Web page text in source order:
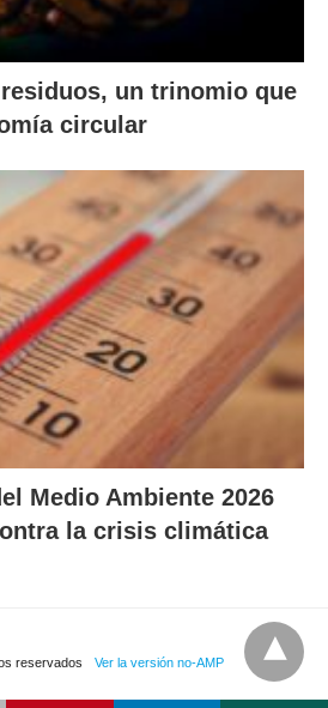
un trinomio que
circular
Medio Ambiente 2026
la crisis climática
reservados Ver la versión no-AMP